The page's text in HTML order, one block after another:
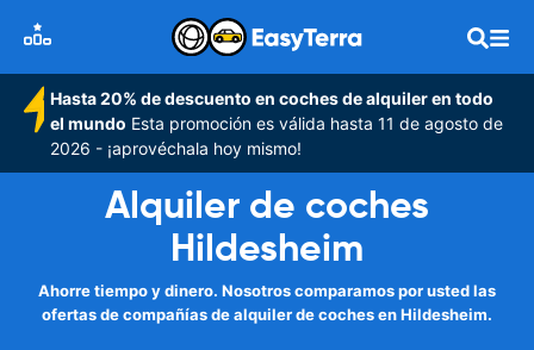
Hasta 20% de descuento en coches de alquiler en todo
el mundo Esta promoción es válida hasta 11 de agosto de
2026 - ¡aprovéchala hoy mismo!
Alquiler de coches
Hildesheim
Ahorre tiempo y dinero. Nosotros comparamos por usted las
ofertas de compañías de alquiler de coches en Hildesheim.